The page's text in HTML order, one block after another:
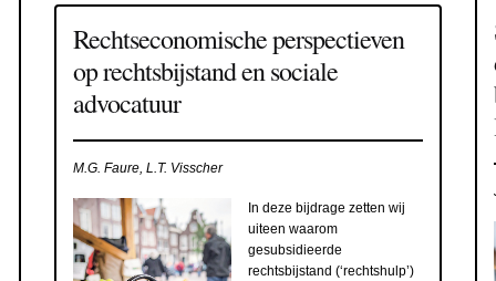
Rechtseconomische perspectieven
op rechtsbijstand en sociale
advocatuur
M.G. Faure, L.T. Visscher
In deze bijdrage zetten wij
uiteen waarom
gesubsidieerde
rechtsbijstand (‘rechtshulp’)